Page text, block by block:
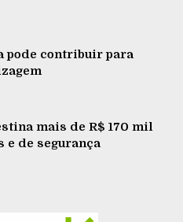
pode contribuir para
mais de R$ 170 mil
e de segurança